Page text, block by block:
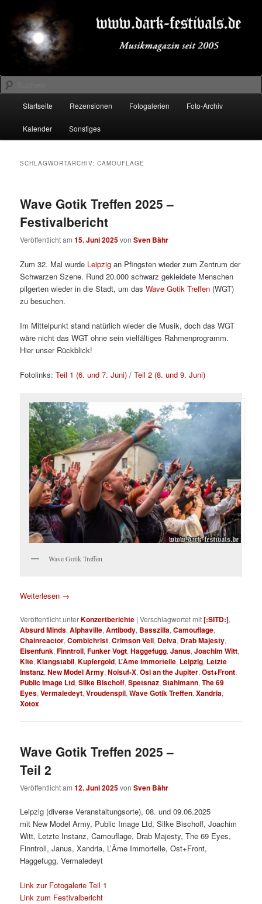
primären
Inhalt
springen
sekundären
Inhalt
springenDARK-FESTIVALS.DE
Suchen
Startseite Rezensionen Fotogalerien Foto-Archiv
Kalender Sonstiges
SCHLAGWORTARCHIV:CAMOUFLAGE
Wave Gotik Treffen 2025 –
Festivalbericht
Veröffentlicht am15. Juni 2025vonSven Bähr
Zum 32. Mal wurde Leipzig an Pfingsten wieder zum Zentrum der
Schwarzen Szene. Rund 20.000 schwarz gekleidete Menschen
pilgerten wieder in die Stadt, um dasWave Gotik Treffen (WGT)
zu besuchen.
Im Mittelpunkt stand natürlich wieder die Musik, doch das WGT
wäre nicht das WGT ohne sein vielfältiges Rahmenprogramm.
Hier unser Rückblick!
Fotolinks:Teil 1 (6. und 7. Juni) /Teil 2 (8. und 9. Juni)
Wave Gotik Treffen
Weiterlesen →
Veröffentlicht unterKonzertberichte |Verschlagwortet mit[:SITD:],
Absurd Minds,Alphaville,Antibody, Basszilla,Camouflage,
Chainreactor,Combichrist,Crimson Veil, Delva, Drab Majesty,
Eisenfunk,Finntroll,Funker Vogt,Haggefugg,Janus,Joachim Witt,
Kite,Klangstabil,Kupfergold, L’Âme Immortelle, Leipzig, Letzte
Instanz,New Model Army,Noisuf-X,Osi an the Jupiter,Ost+Front,
Public Image Ltd,Silke Bischoff,Spetsnaz,Stahlmann,The 69
Eyes,Vermaledeyt,Vroudenspil,Wave Gotik Treffen,Xandria,
Xotox
Wave Gotik Treffen 2025 –
Teil 2
Veröffentlicht am12. Juni 2025vonSven Bähr
Leipzig (diverse Veranstaltungsorte), 08. und 09.06.2025
mit New Model Army, Public Image Ltd, Silke Bischoff, Joachim
Witt, Letzte Instanz, Camouflage, Drab Majesty, The 69 Eyes,
Finntroll, Janus, Xandria, L’Âme Immortelle, Ost+Front,
Haggefugg, Vermaledeyt
Link zur Fotogalerie Teil 1
Link zum Festivalbericht